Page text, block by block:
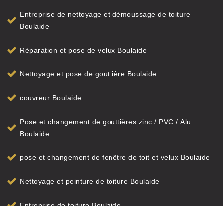
Entreprise de nettoyage et démoussage de toiture
Boulaide
Réparation et pose de velux Boulaide
Nettoyage et pose de gouttière Boulaide
couvreur Boulaide
Pose et changement de gouttières zinc / PVC / Alu
Boulaide
pose et changement de fenêtre de toit et velux Boulaide
Nettoyage et peinture de toiture Boulaide